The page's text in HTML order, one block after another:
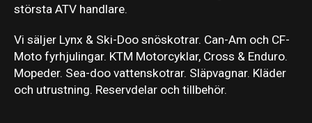
största ATV handlare.
Vi säljer Lynx & Ski-Doo snöskotrar. Can-Am och CF-
Moto fyrhjulingar. KTM Motorcyklar, Cross & Enduro.
Mopeder. Sea-doo vattenskotrar. Släpvagnar. Kläder
och utrustning. Reservdelar och tillbehör.